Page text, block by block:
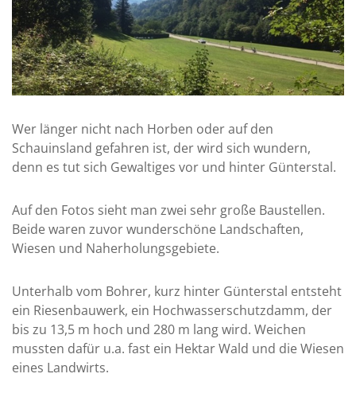
Wer länger nicht nach Horben oder auf den
Schauinsland gefahren ist, der wird sich wundern,
denn es tut sich Gewaltiges vor und hinter Günterstal.
Auf den Fotos sieht man zwei sehr große Baustellen.
Beide waren zuvor wunderschöne Landschaften,
Wiesen und Naherholungsgebiete.
Unterhalb vom Bohrer, kurz hinter Günterstal entsteht
ein Riesenbauwerk, ein Hochwasserschutzdamm, der
bis zu 13,5 m hoch und 280 m lang wird. Weichen
mussten dafür u.a. fast ein Hektar Wald und die Wiesen
eines Landwirts.